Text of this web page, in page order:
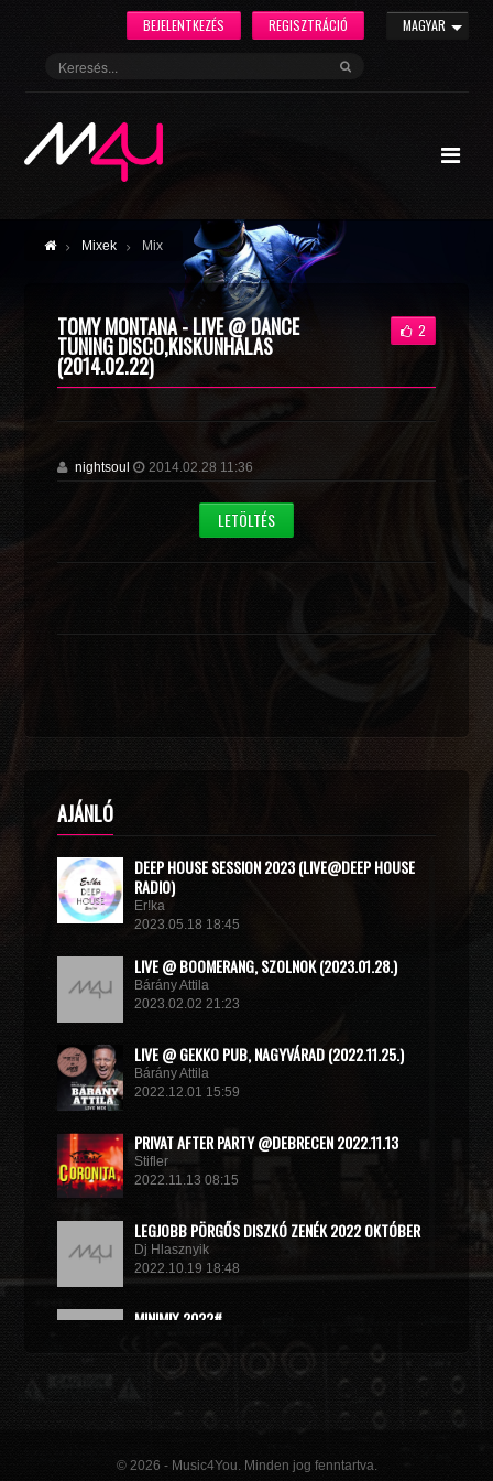
MAGYAR
REGISZTRÁCIÓ
BEJELENTKEZÉS
Mixek Mix
TOMY MONTANA - LIVE @ DANCE
TUNING DISCO,KISKUNHALAS
(2014.02.22)
2
nightsoul 2014.02.28 11:36
LETÖLTÉS
AJÁNLÓ
DEEP HOUSE SESSION 2023 (LIVE@DEEP HOUSE
RADIO)
Er!ka
2023.05.18 18:45
LIVE @ BOOMERANG, SZOLNOK (2023.01.28.)
Bárány Attila
2023.02.02 21:23
LIVE @ GEKKO PUB, NAGYVÁRAD (2022.11.25.)
Bárány Attila
2022.12.01 15:59
PRIVAT AFTER PARTY @DEBRECEN 2022.11.13
Stifler
2022.11.13 08:15
LEGJOBB PÖRGŐS DISZKÓ ZENÉK 2022 OKTÓBER
Dj Hlasznyik
2022.10.19 18:48
MINIMIX 2022#
2022.09.02 10:40
© 2026 - Music4You. Minden jog fenntartva.